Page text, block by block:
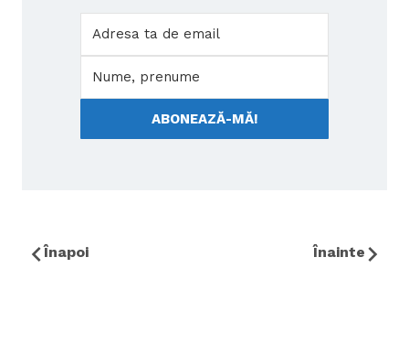
ABONEAZĂ-MĂ!
Înapoi Înainte